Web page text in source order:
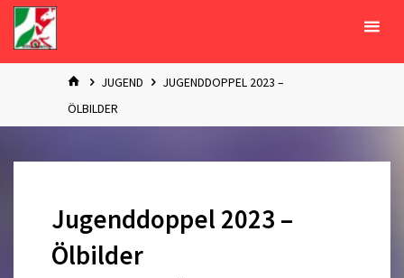
Zum
Inhalt
springen
STARTJUGEND
JUGENDDOPPEL 2023 –
ÖLBILDER
Jugenddoppel 2023 –
Ölbilder